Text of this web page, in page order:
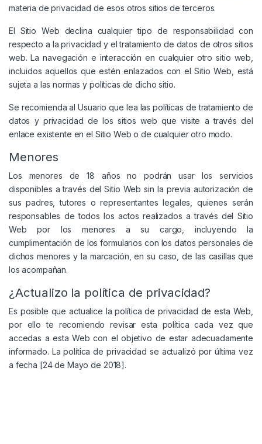
materia de privacidad de esos otros sitios de terceros.
El Sitio Web declina cualquier tipo de responsabilidad con
respecto a la privacidad y el tratamiento de datos de otros sitios
web. La navegación e interacción en cualquier otro sitio web,
incluidos aquellos que estén enlazados con el Sitio Web, está
sujeta a las normas y políticas de dicho sitio.
Se recomienda al Usuario que lea las políticas de tratamiento de
datos y privacidad de los sitios web que visite a través del
enlace existente en el Sitio Web o de cualquier otro modo.
Menores
Los menores de 18 años no podrán usar los servicios
disponibles a través del Sitio Web sin la previa autorización de
sus padres, tutores o representantes legales, quienes serán
responsables de todos los actos realizados a través del Sitio
Web por los menores a su cargo, incluyendo la
cumplimentación de los formularios con los datos personales de
dichos menores y la marcación, en su caso, de las casillas que
los acompañan.
¿Actualizo la política de privacidad?
Es posible que actualice la política de privacidad de esta Web,
por ello te recomiendo revisar esta política cada vez que
accedas a esta Web con el objetivo de estar adecuadamente
informado. La política de privacidad se actualizó por última vez
a fecha [24 de Mayo de 2018].